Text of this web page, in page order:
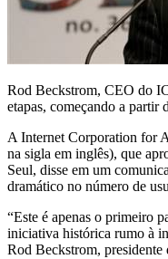
Rod Beckstrom, CEO do
etapas, começando a partir
A Internet Corporation for
na sigla em inglês), que
Seul, disse em um
dramático no número de
“Este é apenas o primeiro
iniciativa histórica rumo à
Rod Beckstrom,